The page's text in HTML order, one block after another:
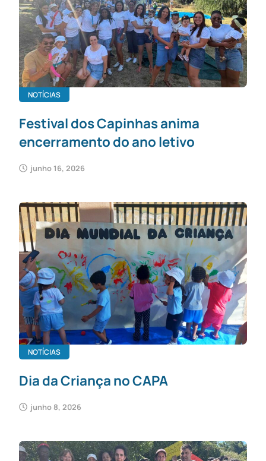
NOTÍCIAS
Festival dos Capinhas anima
encerramento do ano letivo
junho 16, 2026
NOTÍCIAS
Dia da Criança no CAPA
junho 8, 2026